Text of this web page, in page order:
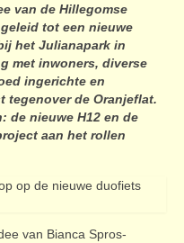
van de Hillegomse
tot een nieuwe
het Julianapark in
met inwoners, diverse
ingerichte en
tegenover de Oranjeflat.
de nieuwe H12 en de
aan het rollen
van Bianca Spros-